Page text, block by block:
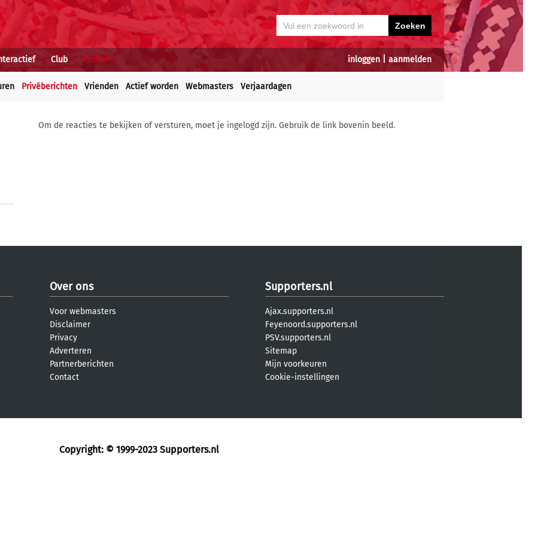
inloggen aanmelden
Club Profiel
Privéberichten Vrienden Actief worden Webmasters Verjaardagen
Om de reacties te bekijken of versturen, moet je ingelogd zijn. Gebruik de link bovenin beeld.
Over ons
Voor webmasters
Disclaimer
Privacy
Adverteren
Partnerberichten
Contact
Supporters.nl
Ajax.supporters.nl
Feyenoord.supporters.nl
PSV.supporters.nl
Sitemap
Mijn voorkeuren
Cookie-instellingen
Copyright: © 1999-2023 Supporters.nl